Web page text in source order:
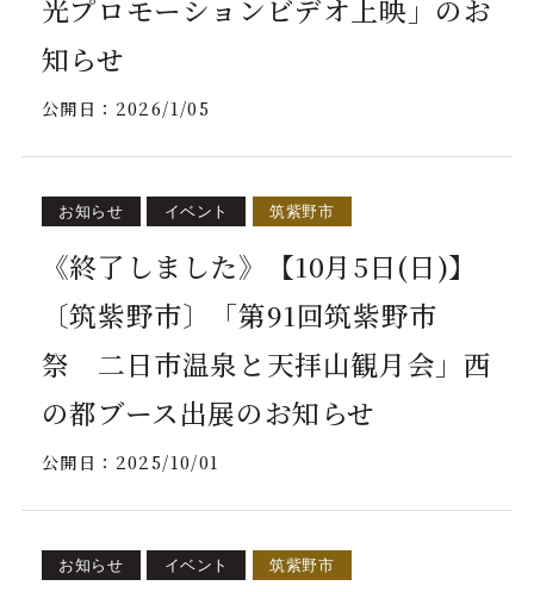
光プロモーションビデオ上映」のお
知らせ
公開日： 2026/1/05
お知らせ イベント 筑紫野市
《終了しました》【10月5日(日)】
〔筑紫野市〕「第91回筑紫野市
祭 二日市温泉と天拝山観月会」西
の都ブース出展のお知らせ
公開日： 2025/10/01
お知らせ イベント 筑紫野市